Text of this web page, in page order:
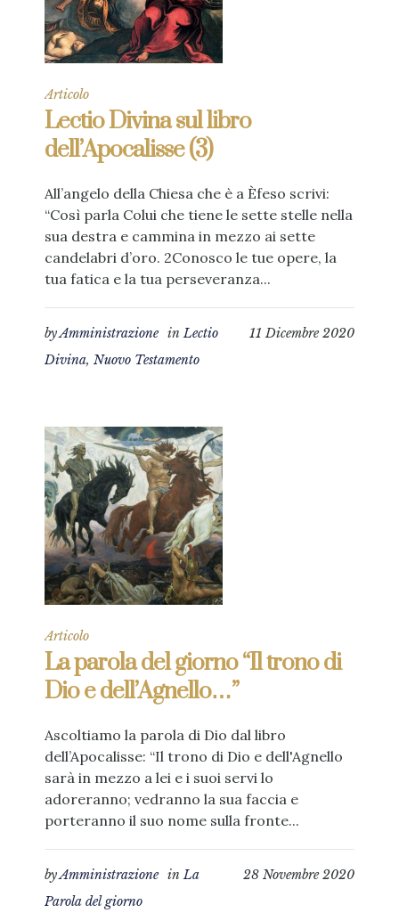
Articolo
Lectio Divina sul libro
dell’Apocalisse (3)
All’angelo della Chiesa che è a Èfeso scrivi:
“Così parla Colui che tiene le sette stelle nella
sua destra e cammina in mezzo ai sette
candelabri d’oro. 2Conosco le tue opere, la
tua fatica e la tua perseveranza...
11 Dicembre 2020
byAmministrazione inLectio
Divina, Nuovo Testamento
Articolo
La parola del giorno “Il trono di
Dio e dell’Agnello…”
Ascoltiamo la parola di Dio dal libro
dell’Apocalisse: “Il trono di Dio e dell'Agnello
sarà in mezzo a lei e i suoi servi lo
adoreranno; vedranno la sua faccia e
porteranno il suo nome sulla fronte...
28 Novembre 2020
byAmministrazione inLa
Parola del giorno